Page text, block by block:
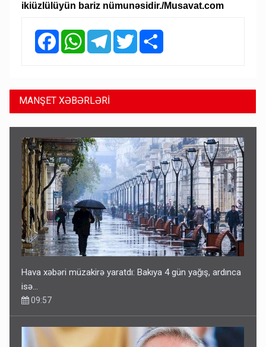
ikiüzlülüyün bariz nümunəsidir./Musavat.com
FacebookWhatsAppTelegramTwitter
MANŞET XƏBƏRLƏRİ
Hava xəbəri müzakirə yaratdı: Bakıya 4 gün yağış, ardınca
isə…
09:57